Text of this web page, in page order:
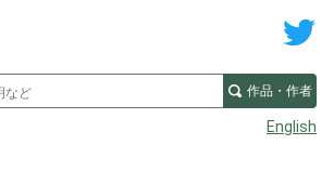
作品・作者
English